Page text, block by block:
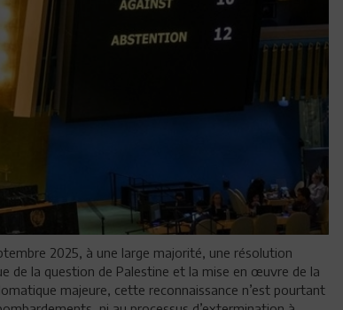
2025, à une large majorité, une résolution
de la question de Palestine et la mise en œuvre de la
majeure, cette reconnaissance n’est pourtant